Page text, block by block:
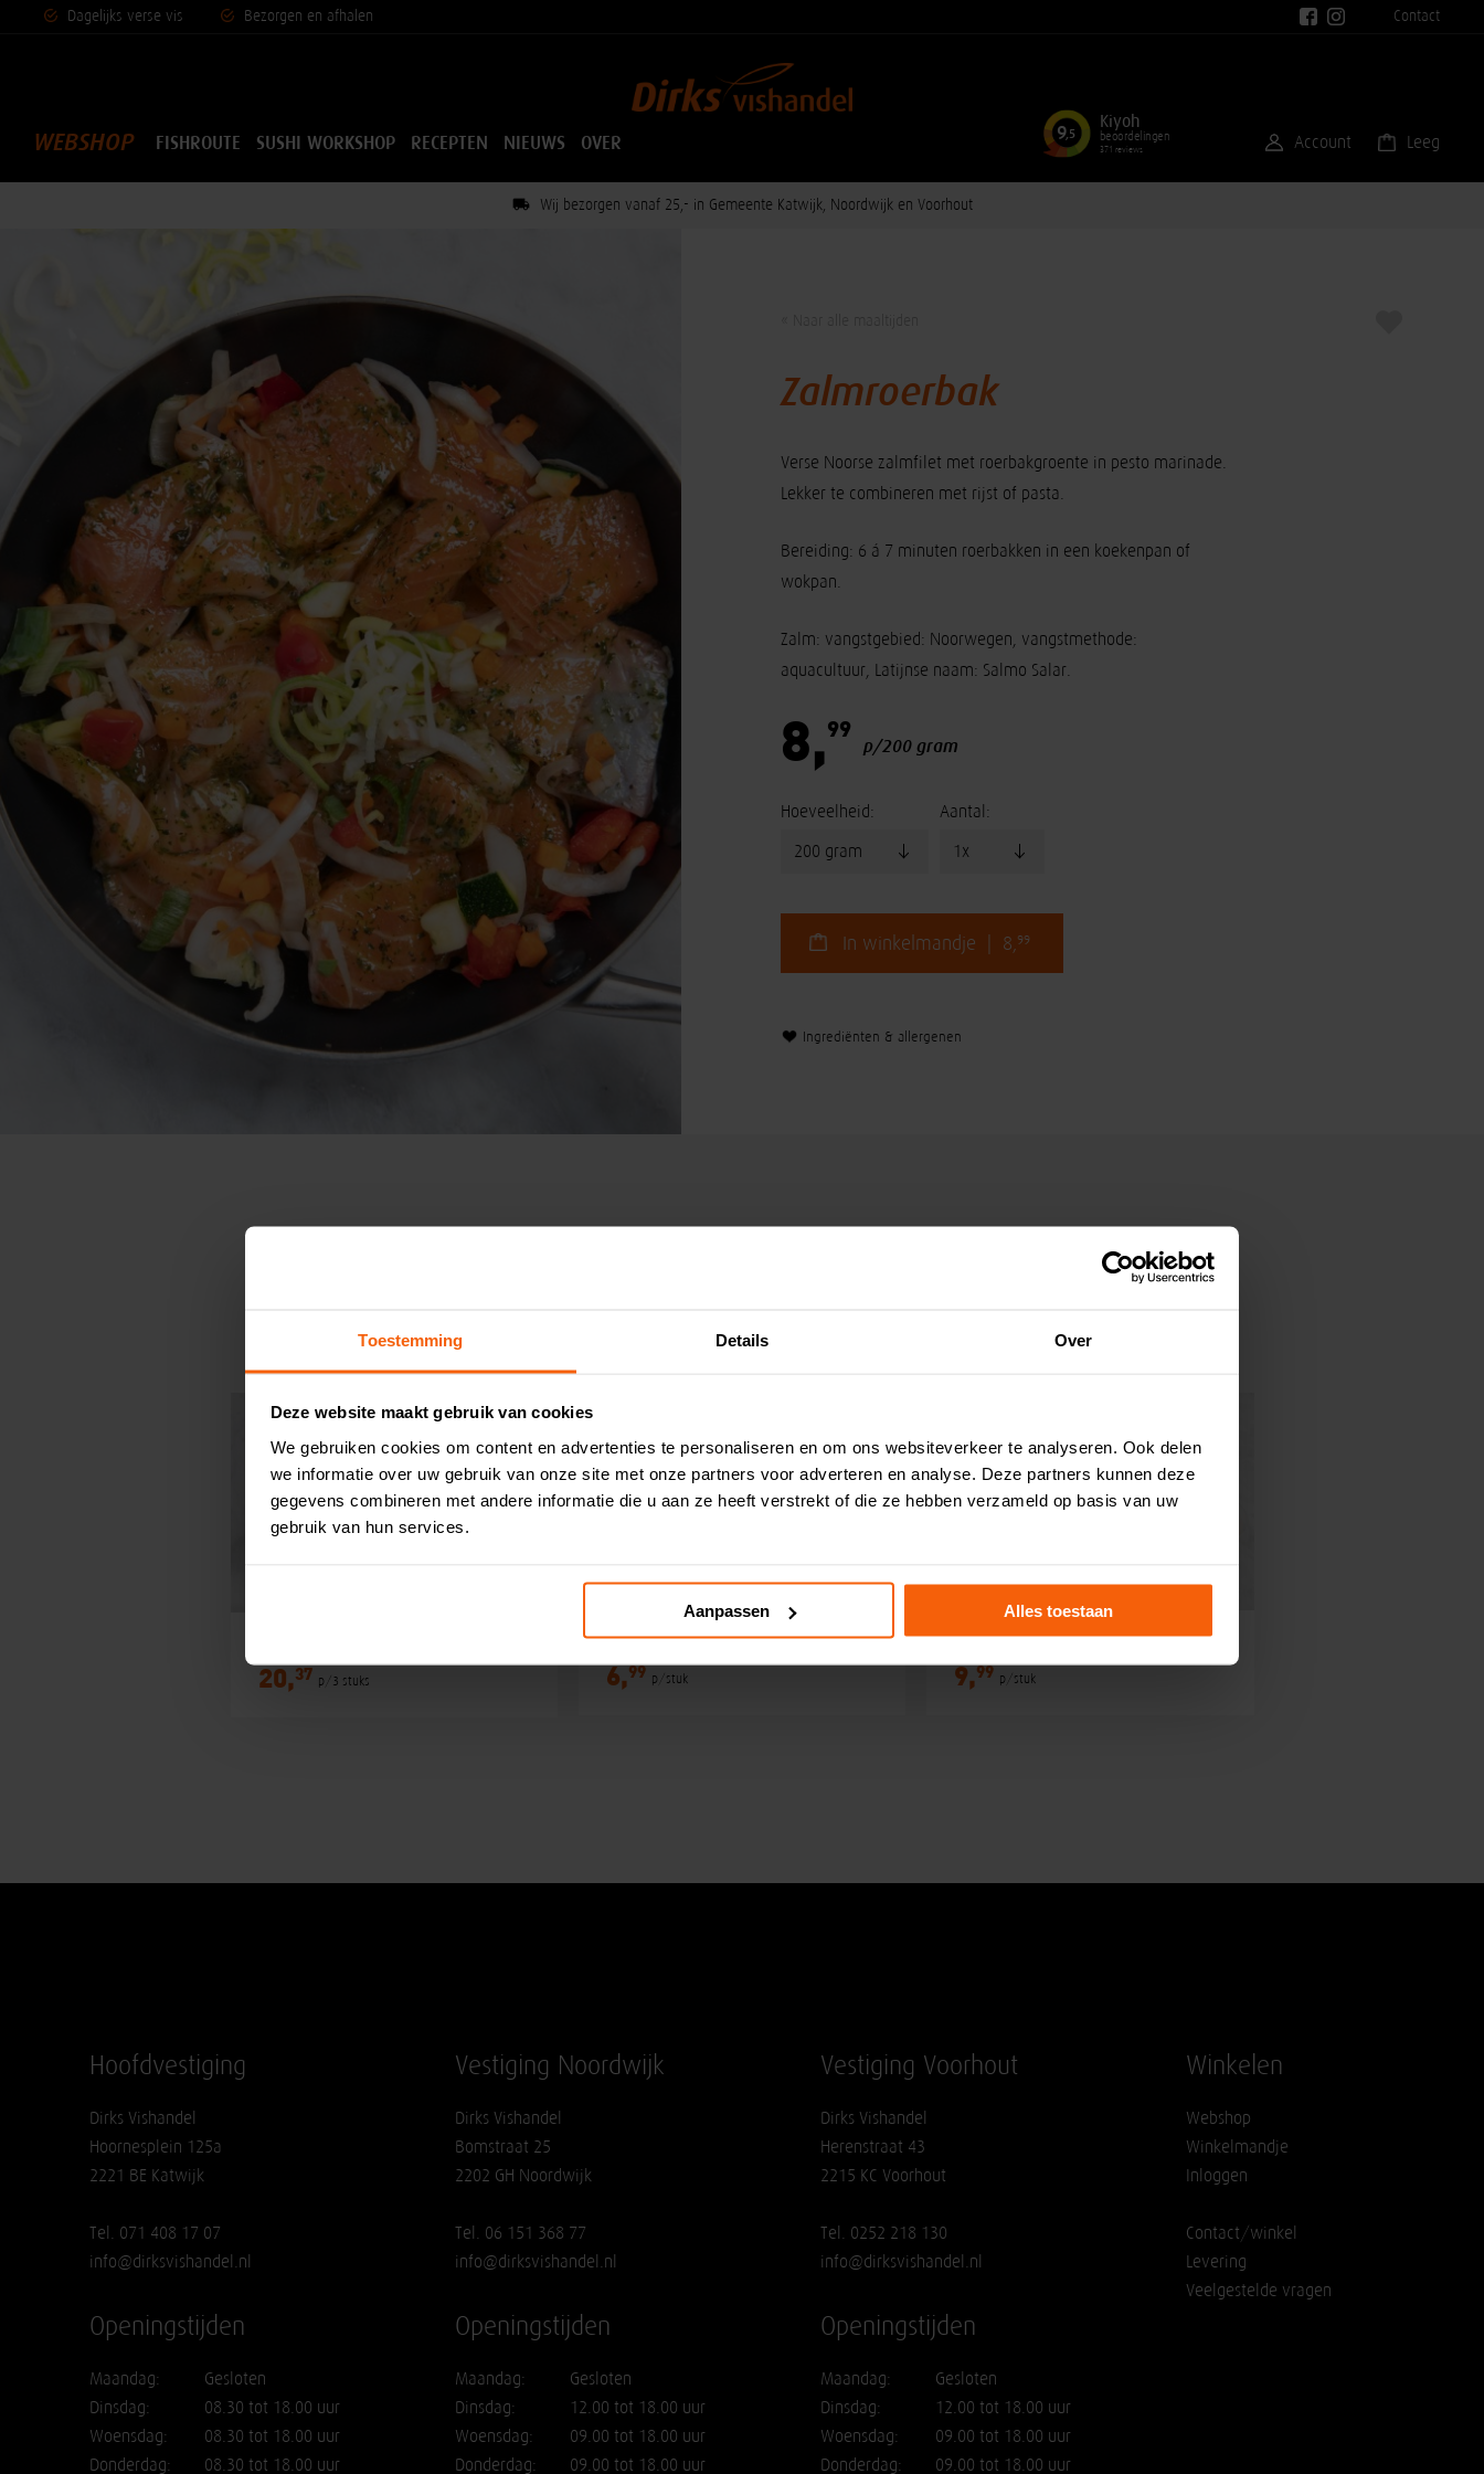
Toestemming Details Over
Deze website maakt gebruik van cookies
We gebruiken cookies om content en advertenties te personaliseren en om ons websiteverkeer te analyseren. Ook delen
we informatie over uw gebruik van onze site met onze partners voor adverteren en analyse. Deze partners kunnen deze
gegevens combineren met andere informatie die u aan ze heeft verstrekt of die ze hebben verzameld op basis van uw
gebruik van hun services.
Aanpassen Alles toestaan
Dagelijks verse vis Bezorgen en afhalen Contact
WEBSHOP FISHROUTE SUSHI WORKSHOP RECEPTEN NIEUWS OVER 9,5
Kiyoh
beoordelingen
371 reviews Account Leeg
Wij bezorgen vanaf 25,- in Gemeente Katwijk, Noordwijk en Voorhout
Zalmroerbak
Verse Noorse zalmfilet met roerbakgroente in pesto marinade.
Lekker te combineren met rijst of pasta.
Bereiding: 6 á 7 minuten roerbakken in een koekenpan of
wokpan.
Zalm: vangstgebied: Noorwegen, vangstmethode:
aquacultuur, Latijnse naam: Salmo Salar.
8,99
p/200 gram
Hoeveelheid: Aantal:
In winkelmandje | 8,99
Ingrediënten & allergenen
Klanten kochten ook
20,37 p/3 stuks
Zalmwrap
6,99 p/stuk
Pistolet zalm gezond
9,99 p/stuk
Hoofdvestiging
Dirks Vishandel
Hoornesplein 125a
2221 BE Katwijk
Tel. 071 408 17 07
info@dirksvishandel.nl
Openingstijden
Maandag:
Gesloten
Dinsdag:
08.30 tot 18.00 uur
Woensdag:
08.30 tot 18.00 uur
Donderdag:
08.30 tot 18.00 uur
Vestiging Noordwijk
Dirks Vishandel
Bomstraat 25
2202 GH Noordwijk
Tel. 06 151 368 77
info@dirksvishandel.nl
Openingstijden
Maandag:
Gesloten
Dinsdag:
12.00 tot 18.00 uur
Woensdag:
09.00 tot 18.00 uur
Donderdag:
09.00 tot 18.00 uur
Vestiging Voorhout
Dirks Vishandel
Herenstraat 43
2215 KC Voorhout
Tel. 0252 218 130
info@dirksvishandel.nl
Openingstijden
Maandag:
Gesloten
Dinsdag:
12.00 tot 18.00 uur
Woensdag:
09.00 tot 18.00 uur
Donderdag:
09.00 tot 18.00 uur
Winkelen
Webshop
Winkelmandje
Inloggen
Contact/winkel
Levering
Veelgestelde vragen